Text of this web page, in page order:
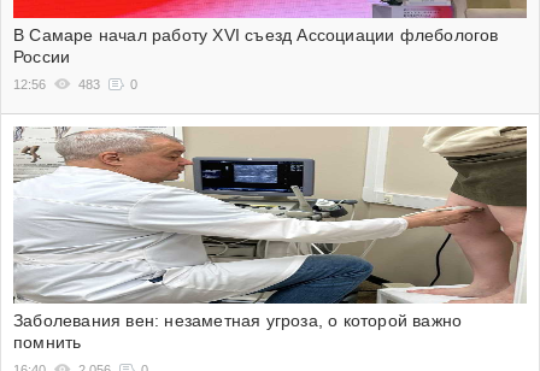
В Самаре начал работу XVI съезд Ассоциации флебологов
России
12:56 483 0
Заболевания вен: незаметная угроза, о которой важно
помнить